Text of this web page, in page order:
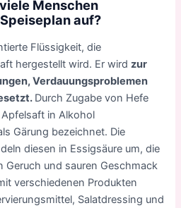
Menschen
auf?
Flüssigkeit, die
hergestellt wird. Er wird zur
Verdauungsproblemen
Durch Zugabe von Hefe
in Alkohol
Gärung bezeichnet. Die
diesen in Essigsäure um, die
Geruch und sauren Geschmack
verschiedenen Produkten
Salatdressing und